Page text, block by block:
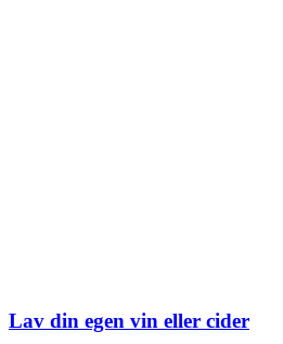
Lav din egen vin eller cider